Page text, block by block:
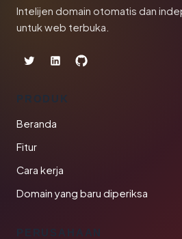
Intelijen domain otomatis dan
untuk web terbuka.
PRODUK
Beranda
Fitur
Cara kerja
Domain yang baru diperiksa
PERUSAHAAN